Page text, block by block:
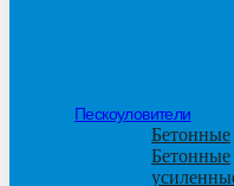
Пескоуловители
Бетонные
Бетонные